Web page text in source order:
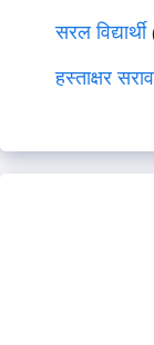
सरल विद्यार्थी
हस्ताक्षर सराव